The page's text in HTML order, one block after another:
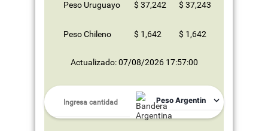
Peso Uruguayo $ 37,242 $ 37,243
Peso Chileno $ 1,642 $ 1,642
Actualizado: 07/08/2026 17:57:00